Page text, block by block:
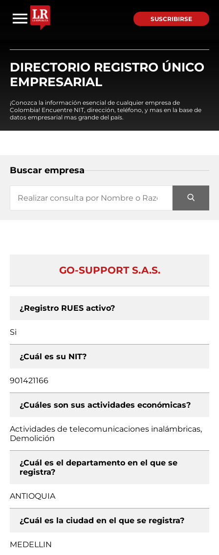
SUSCRIBIRSE
DIRECTORIO REGISTRO ÚNICO
EMPRESARIAL
¡Conozca la información esencial de cualquier empresa de
Colombia! Encuentre NIT, dirección, teléfono, y mas en la base de
datos empresarial mas grande del país.
Buscar empresa
GO-SUPPORT S.A.S.
¿Registro RUES activo?
Si
¿Cuál es su NIT?
901421166
¿Cuáles son sus actividades económicas?
Actividades de telecomunicaciones inalámbricas,
Demolición
¿Cuál es el departamento en el que se
registra?
ANTIOQUIA
¿Cuál es la ciudad en el que se registra?
MEDELLIN